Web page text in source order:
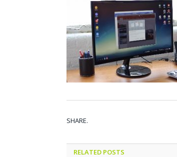
SHARE.
RELATED POSTS